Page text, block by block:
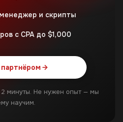
и скрипты
с CPA до $1,000
2 минуты. Не нужен опыт — мы
научим.